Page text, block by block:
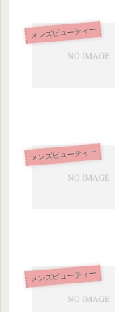
メンズビューティー
メンズビューティー
メンズビューティー